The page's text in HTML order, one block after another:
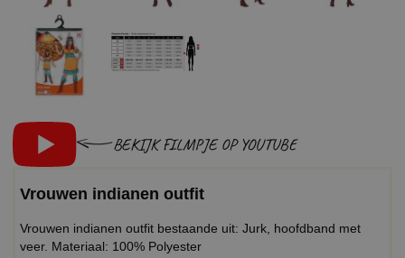
BEKIJK FILMPJE OP YOUTUBE
Vrouwen indianen outfit
Vrouwen indianen outfit bestaande uit: Jurk, hoofdband met
veer. Materiaal: 100% Polyester